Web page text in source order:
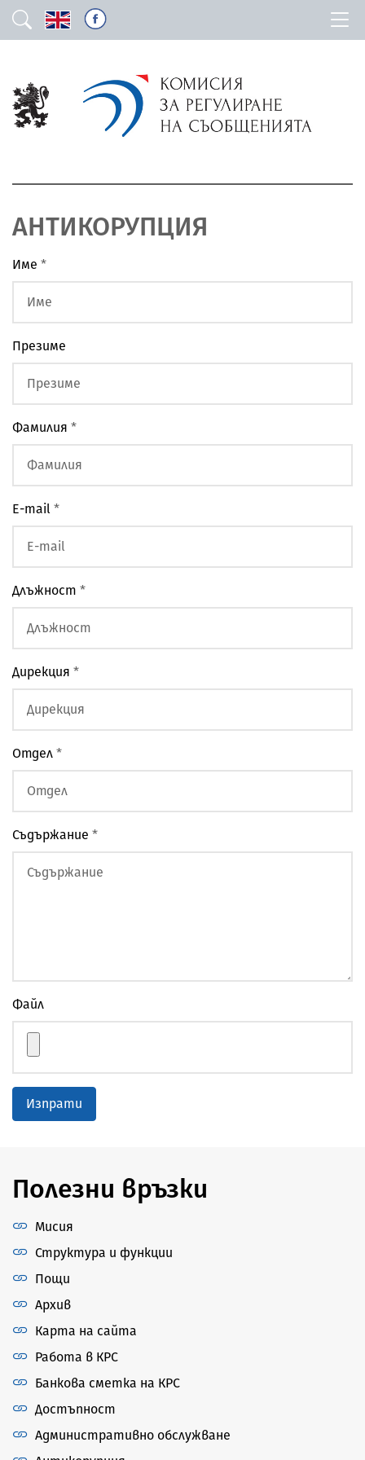
АНТИКОРУПЦИЯ
Име *
Презиме
Фамилия *
E-mail *
Длъжност *
Дирекция *
Отдел *
Съдържание *
Файл
Изпрати
Полезни връзки
Мисия
Структура и функции
Пощи
Архив
Карта на сайта
Работа в КРС
Банкова сметка на КРС
Достъпност
Административно обслужване